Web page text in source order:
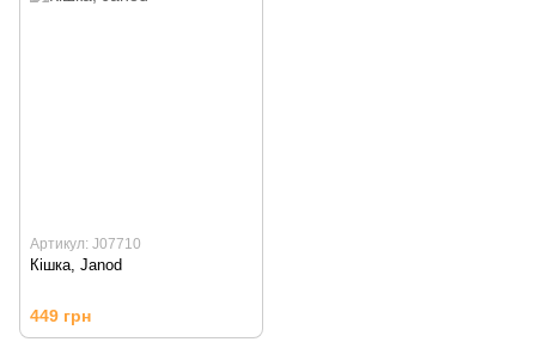
Артикул: J07710
Кішка, Janod
449 грн